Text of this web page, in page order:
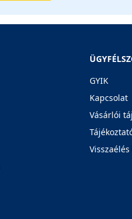
GYIK
Kapcsolat
Vásárlói